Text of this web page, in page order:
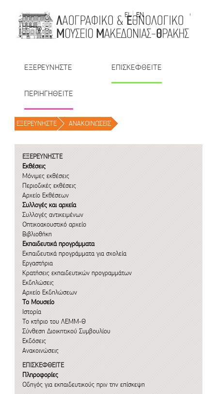
EL
EN | TR | BU | RO
ΕΞΕΡΕΥΝΗΣΤΕ ΕΠΙΣΚΕΦΘΕΙΤΕ
ΠΕΡΙΗΓΗΘΕΙΤΕ
ΕΞΕΡΕΥΝΗΣΤΕ / ΑΝΑΚΟΙΝΩΣΕΙΣ /
ΕΞΕΡΕΥΝΗΣΤΕ
Εκθέσεις
Μόνιμες εκθέσεις
Περιοδικές εκθέσεις
Αρχείο Εκθέσεων
Συλλογές και αρχεία
Συλλογές αντικειμένων
Οπτικοακουστικό αρχείο
Βιβλιοθήκη
Εκπαιδευτικά προγράμματα
Εκπαιδευτικά προγράμματα για σχολεία
Εργαστήρια
Κρατήσεις εκπαιδευτικών προγραμμάτων
Εκδηλώσεις
Αρχείο Εκδηλώσεων
Το Μουσείο
Ιστορία
Το κτήριο του ΛΕΜΜ-Θ
Σύνθεση Διοικητικού Συμβουλίου
Εκδόσεις
Ανακοινώσεις
ΕΠΙΣΚΕΦΘΕΙΤΕ
Πληροφορίες
Οδηγός για εκπαιδευτικούς πριν την επίσκεψη